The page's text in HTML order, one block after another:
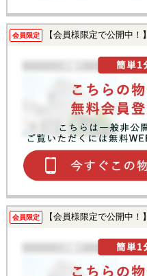
会員限定 【会員様限定で公開中！】
会員限定 【会員様限定で公開中！】